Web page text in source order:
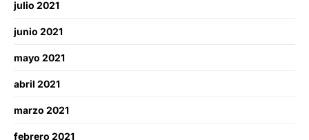
julio 2021
junio 2021
mayo 2021
abril 2021
marzo 2021
febrero 2021